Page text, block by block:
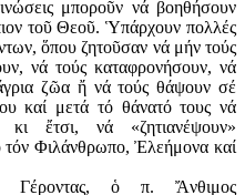
μποροῦν νά βοηθήσουν
τοῦ Θεοῦ. Ὑπάρχουν πολλές
ὅπου ζητοῦσαν νά μήν τούς
νά τούς καταφρονήσουν, νά
ζῶα ἤ νά τούς θάψουν σέ
καί μετά τό θάνατό τους νά
κι ἔτσι, νά «ζητιανέψουν»
τόν Φιλάνθρωπο, Ἐλεήμονα καί
Γέροντας, ὁ π. Ἄνθιμος